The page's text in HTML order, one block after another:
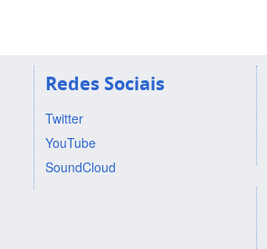
Redes Sociais
Twitter
YouTube
SoundCloud